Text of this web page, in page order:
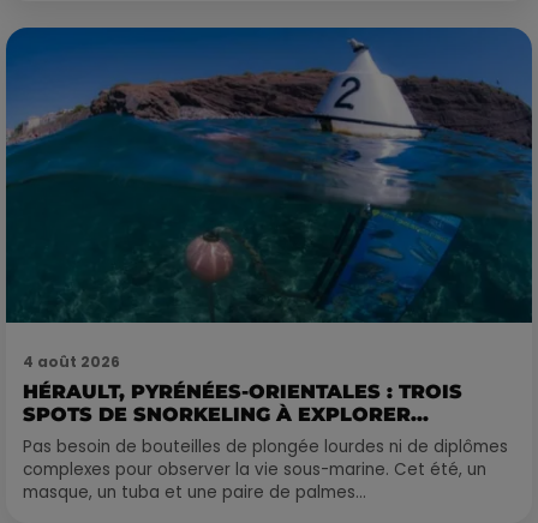
4 août 2026
HÉRAULT, PYRÉNÉES-ORIENTALES : TROIS
SPOTS DE SNORKELING À EXPLORER...
Pas besoin de bouteilles de plongée lourdes ni de diplômes
complexes pour observer la vie sous-marine. Cet été, un
masque, un tuba et une paire de palmes...